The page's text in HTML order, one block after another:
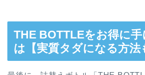
THE BOTTLEをお得に
は【実質タダになる方法